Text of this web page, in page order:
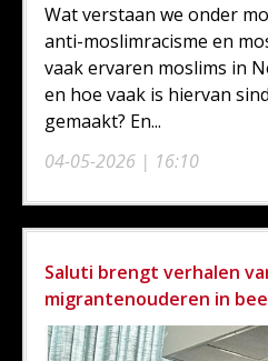
04-05-2026 | 16:10
Wat verstaan we onder
anti-moslimracisme en
vaak ervaren moslims in
en hoe vaak is hiervan
gemaakt? En...
Saluti brengt verhalen
migrantenouderen in